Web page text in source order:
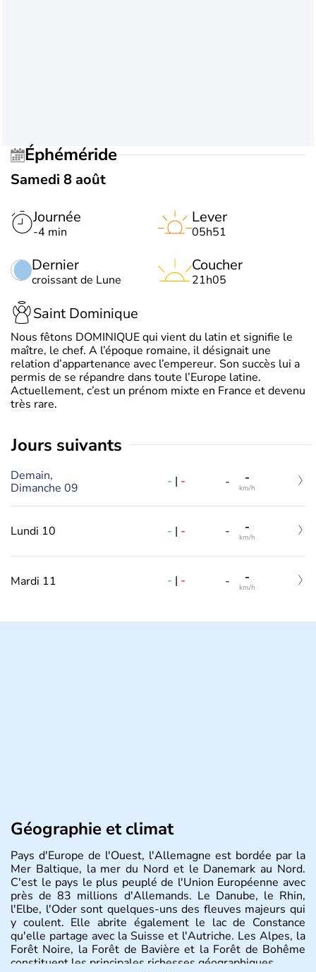
Éphéméride
Samedi 8 août
Journée
-4 min
Dernier
croissant de Lune
Lever
05h51
Coucher
21h05
Saint Dominique
Nous fêtons DOMINIQUE qui vient du latin et signifie le
maître, le chef. A l’époque romaine, il désignait une
relation d’appartenance avec l’empereur. Son succès lui a
permis de se répandre dans toute l’Europe latine.
Actuellement, c’est un prénom mixte en France et devenu
très rare.
jours suivants
Demain,
Dimanche 09
- | - - -
km/h
Lundi 10 - | - - -
km/h
Mardi 11 - | - - -
km/h
Géographie et climat
Pays d'Europe de l'Ouest, l'Allemagne est bordée par la
Mer Baltique, la mer du Nord et le Danemark au Nord.
C'est le pays le plus peuplé de l'Union Européenne avec
près de 83 millions d'Allemands. Le Danube, le Rhin,
l'Elbe, l'Oder sont quelques-uns des fleuves majeurs qui
y coulent. Elle abrite également le lac de Constance
qu'elle partage avec la Suisse et l'Autriche. Les Alpes, la
Forêt Noire, la Forêt de Bavière et la Forêt de Bohême
constituent les principales richesses géographiques.